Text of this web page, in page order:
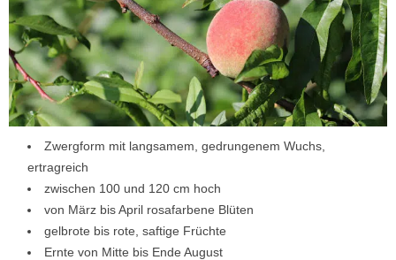
Zwergform mit langsamem, gedrungenem Wuchs,
ertragreich
zwischen 100 und 120 cm hoch
von März bis April rosafarbene Blüten
gelbrote bis rote, saftige Früchte
Ernte von Mitte bis Ende August